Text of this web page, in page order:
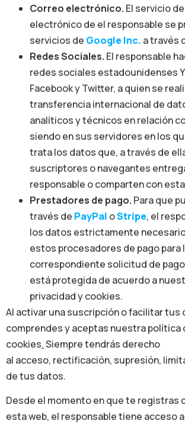
Correo electrónico. El servicio
electrónico de el responsable se
servicios de Google Inc. a través
Redes Sociales. El responsable
redes sociales estadounidenses
Facebook y Twitter, a quien se
transferencia internacional de
analíticos y técnicos en relación
siendo en sus servidores en los
trata los datos que, a través de
suscriptores o navegantes
responsable o comparten con
Prestadores de pago. Para que
través de PayPal oStripe, el
los datos estrictamente
estos procesadores de pago para
correspondiente solicitud de
está protegida de acuerdo a
privacidad y cookies.
Al activar una suscripción o facilitar tus
comprendes y aceptas nuestra política
cookies.Siempre tendrás derecho
al acceso, rectificación, supresión,
de tus datos.
Desde el momento en que te registras
esta web, el responsable tiene acceso